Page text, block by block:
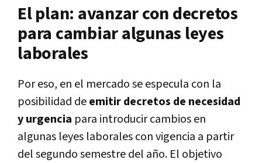
El plan: avanzar con decretos
para cambiar algunas leyes
laborales
Por eso, en el mercado se especula con la
posibilidad deemitir decretos de necesidad
y urgencia para introducir cambios en
algunas leyes laborales con vigencia a partir
del segundo semestre del año. El objetivo